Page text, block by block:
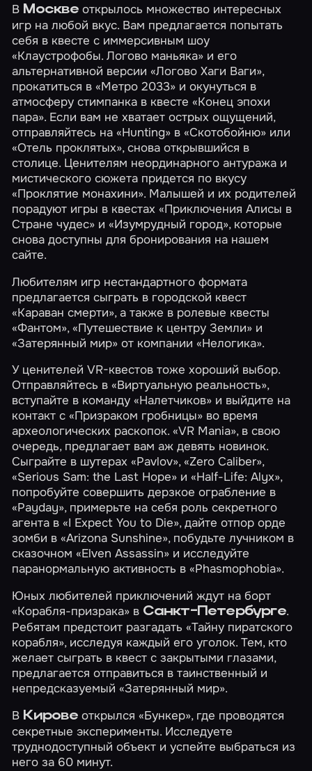
В Москвеоткрылось множество интересных
игр на любой вкус. Вам предлагается попытать
себя в квесте с иммерсивным шоу
«Клаустрофобы. Логово маньяка» и его
альтернативной версии«Логово Хаги Ваги»,
прокатиться в«Метро 2033» и окунуться в
атмосферу стимпанка в квесте«Конец эпохи
пара». Если вам не хватает острых ощущений,
отправляйтесь на«Hunting» в«Скотобойню» или
«Отель проклятых», снова открывшийся в
столице. Ценителям неординарного антуража и
мистического сюжета придется по вкусу
«Проклятие монахини». Малышей и их родителей
порадуют игры в квестах«Приключения Алисы в
Стране чудес» и«Изумрудный город», которые
снова доступны для бронирования на нашем
сайте.
Любителям игр нестандартного формата
предлагается сыграть в городской квест
«Караван смерти», а также в ролевые квесты
«Фантом»,«Путешествие к центру Земли» и
«Затерянный мир» от компании «Нелогика».
У ценителей VR-квестов тоже хороший выбор.
Отправляйтесь в«Виртуальную реальность»,
вступайте в команду«Налетчиков» и выйдите на
контакт с«Призраком гробницы» во время
археологических раскопок. «VR Mania», в свою
очередь, предлагает вам аж девять новинок.
Сыграйте в шутерах«Pavlov»,«Zero Caliber»,
«Serious Sam: the Last Hope» и«Half-Life: Alyx»,
попробуйте совершить дерзкое ограбление в
«Payday», примерьте на себя роль секретного
агента в«I Expect You to Die», дайте отпор орде
зомби в«Arizona Sunshine», побудьте лучником в
сказочном«Elven Assassin» и исследуйте
паранормальную активность в«Phasmophobia».
Юных любителей приключений ждут на борт
«Корабля-призрака» в Санкт-Петербурге.
Ребятам предстоит разгадать«Тайну пиратского
корабля», исследуя каждый его уголок. Тем, кто
желает сыграть в квест с закрытыми глазами,
предлагается отправиться в таинственный и
непредсказуемый«Затерянный мир».
В Кировеоткрылся «Бункер», где проводятся
секретные эксперименты. Исследуете
труднодоступный объект и успейте выбраться из
него за 60 минут.